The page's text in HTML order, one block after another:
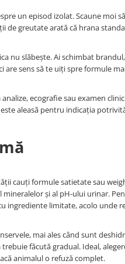
un episod izolat. Scaune moi
de greutate arată că hrana
nu slăbește. Ai schimbat
sens să te uiți spre formule
ecografie sau examen
aleasă pentru indicația
cauți formule satietate sau
și al pH-ului urinar.
ingrediente limitate, acolo unde
mai ales când sunt
făcută gradual. Ideal,
animalul o refuză complet.